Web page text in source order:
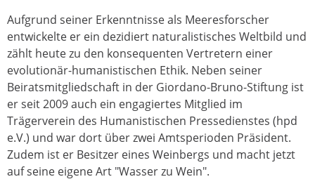
Aufgrund seiner Erkenntnisse als Meeresforscher
entwickelte er ein dezidiert naturalistisches Weltbild und
zählt heute zu den konsequenten Vertretern einer
evolutionär-humanistischen Ethik. Neben seiner
Beiratsmitgliedschaft in der Giordano-Bruno-Stiftung ist
er seit 2009 auch ein engagiertes Mitglied im
Trägerverein des Humanistischen Pressedienstes (hpd
e.V.) und war dort über zwei Amtsperioden Präsident.
Zudem ist er Besitzer eines Weinbergs und macht jetzt
auf seine eigene Art "Wasser zu Wein".